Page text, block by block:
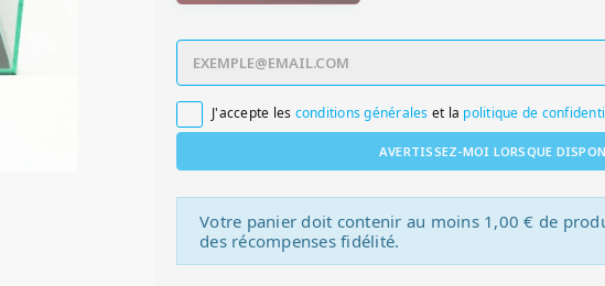
J'accepte les conditions générales et la politique de
AVERTISSEZ-MOI LORSQUE
Votre panier doit contenir au moins 1,00 € de
des récompenses fidélité.